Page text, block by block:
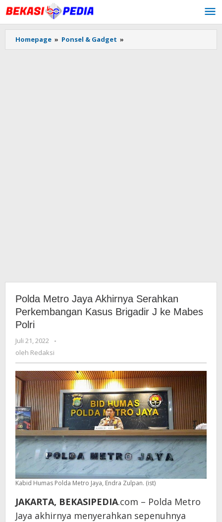
Lewati
ke
konten
Homepage » Ponsel & Gadget »
Metro
Polda Metro Jaya Akhirnya Serahkan
Perkembangan Kasus Brigadir J ke Mabes
Polri
Juli 21, 2022
oleh
-
oleh Redaksi
Kabid Humas Polda Metro Jaya, Endra Zulpan. (ist)
JAKARTA, BEKASIPEDIA.com – Polda Metro
Jaya akhirnya menyerahkan sepenuhnya